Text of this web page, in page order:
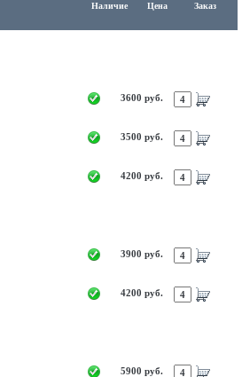
Наличие Цена Заказ
3600 руб.
3500 руб.
4200 руб.
3900 руб.
4200 руб.
5900 руб.